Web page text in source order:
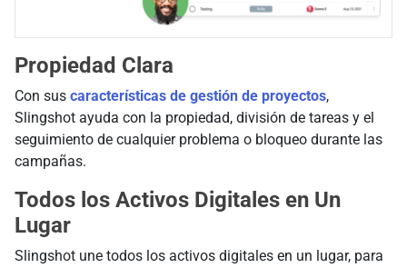
Propiedad Clara
Con sus características de gestión de proyectos,
Slingshot ayuda con la propiedad, división de tareas y el
seguimiento de cualquier problema o bloqueo durante las
campañas.
Todos los Activos Digitales en Un
Lugar
Slingshot une todos los activos digitales en un lugar, para